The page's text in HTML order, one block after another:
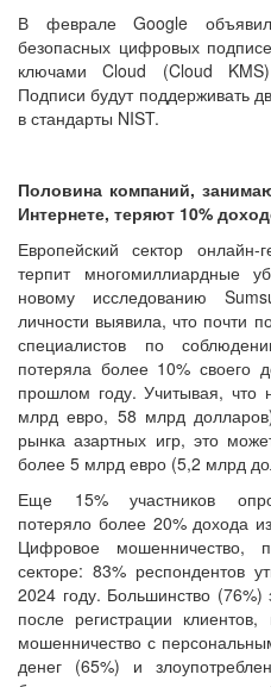
В феврале Google
безопасных цифровых
ключами Cloud (Cloud
Подписи будут поддерживать
в стандарты NIST.
Половина компаний,
Интернете, теряют 10%
Европейский сектор онлайн-
терпит многомиллиардные
новому исследованию
личности выявила, что почти
специалистов по
потеряла более 10% своего
прошлом году. Учитывая, что
млрд евро, 58 млрд
рынка азартных игр, это
более 5 млрд евро (5,2 млрд
Еще 15% участников
потеряло более 20% дохода
Цифровое мошенничество,
секторе: 83% респондентов
2024 году. Большинство
после регистрации
мошенничество с
денег (65%) и